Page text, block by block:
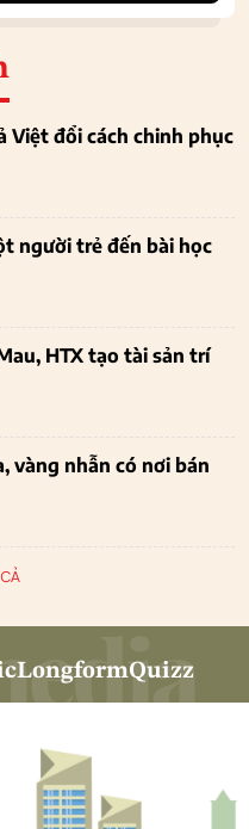
Việt đổi cách chinh phục
người trẻ đến bài học
HTX tạo tài sản trí
vàng nhẫn có nơi bán
LongformQuizz